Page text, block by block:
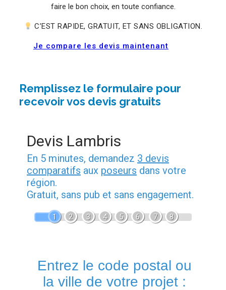
faire le bon choix, en toute confiance.
C’EST RAPIDE, GRATUIT, ET SANS OBLIGATION.
Je compare les devis maintenant
Remplissez le formulaire pour
recevoir vos devis gratuits
Devis Lambris
En 5 minutes, demandez 3 devis
comparatifs aux poseurs dans votre
région.
Gratuit, sans pub et sans engagement.
1 2 3 4 5 6 7 8
Entrez le code postal ou
la ville de votre projet :